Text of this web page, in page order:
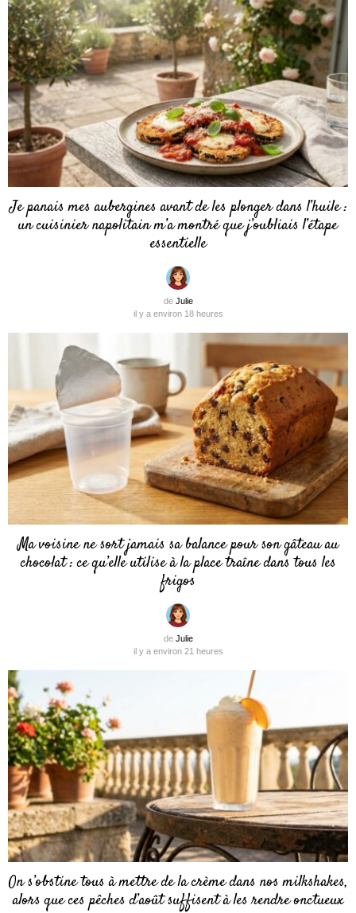
Je panais mes aubergines avant de les plonger dans l’huile :
un cuisinier napolitain m’a montré que j’oubliais l’étape
essentielle
de Julie
il y a environ 18 heures
Ma voisine ne sort jamais sa balance pour son gâteau au
chocolat : ce qu’elle utilise à la place traîne dans tous les
frigos
de Julie
il y a environ 21 heures
On s’obstine tous à mettre de la crème dans nos milkshakes,
alors que ces pêches d’août suffisent à les rendre onctueux